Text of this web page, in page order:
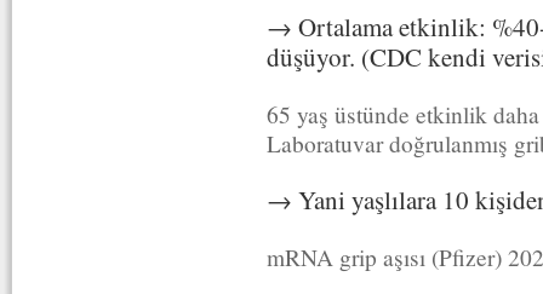
→ Ortalama etkinlik: %40-
düşüyor. (CDC kendi
65 yaş üstünde etkinlik
Laboratuvar doğrulanmış
→ Yani yaşlılara 10
mRNA grip aşısı (Pfizer)